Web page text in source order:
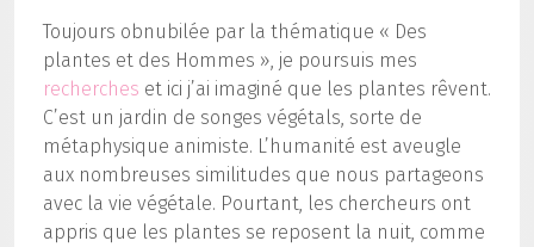
Toujours obnubilée par la thématique « Des
plantes et des Hommes », je poursuis mes
recherches et ici j’ai imaginé que les plantes rêvent.
C’est un jardin de songes végétals, sorte de
métaphysique animiste. L’humanité est aveugle
aux nombreuses similitudes que nous partageons
avec la vie végétale. Pourtant, les chercheurs ont
appris que les plantes se reposent la nuit, comme